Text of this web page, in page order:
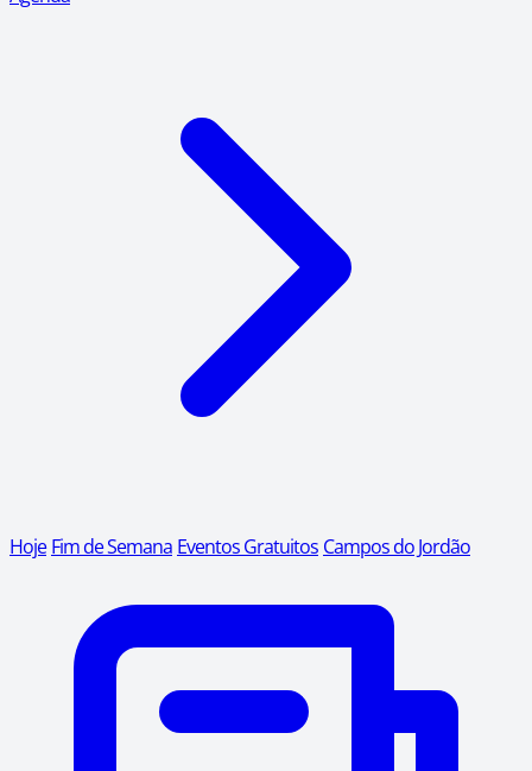
Hoje Fim de Semana Eventos Gratuitos Campos do Jordão